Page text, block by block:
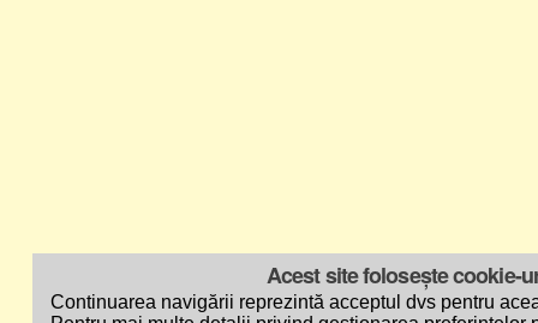
Acest site folosește cookie-
Continuarea navigării reprezintă acceptul dvs pentru